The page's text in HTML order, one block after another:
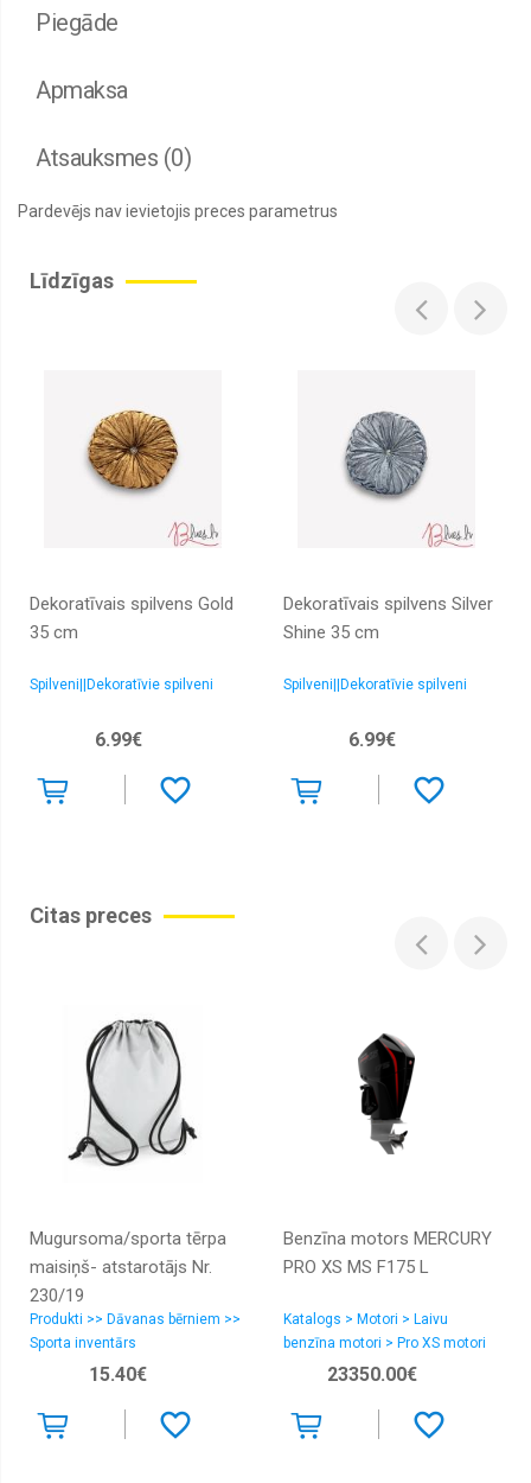
Piegāde
Apmaksa
Atsauksmes (0)
Pardevējs nav ievietojis preces parametrus
Līdzīgas
Dekoratīvais spilvens Gold
35 cm
Spilveni||Dekoratīvie spilveni
6.99€
Dekoratīvais spilvens Silver
Shine 35 cm
Spilveni||Dekoratīvie spilveni
6.99€
Citas preces
Mugursoma/sporta tērpa
maisiņš- atstarotājs Nr.
230/19
Produkti >> Dāvanas bērniem >>
Sporta inventārs
15.40€
Benzīna motors MERCURY
PRO XS MS F175 L
Katalogs > Motori > Laivu
benzīna motori > Pro XS motori
23350.00€